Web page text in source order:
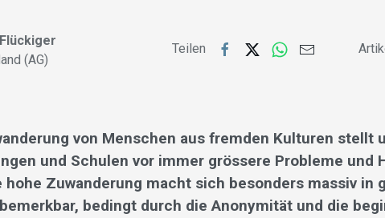
(AG)
Teilen
von Menschen aus fremden Kulturen stellt
und Schulen vor immer grössere Probleme und
hohe Zuwanderung macht sich besonders massiv in
bedingt durch die Anonymität und die